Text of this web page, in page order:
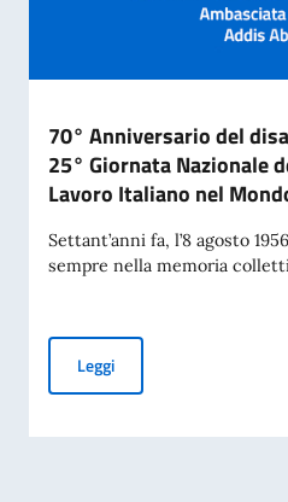
70° Anniversario del
25° Giornata Nazionale
Lavoro Italiano nel
Settant’anni fa, l’8 agosto
sempre nella memoria
Leggi70° Anniversario del